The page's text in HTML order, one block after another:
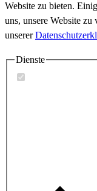
Website zu bieten.
uns, unsere Website
unserer
Dienste